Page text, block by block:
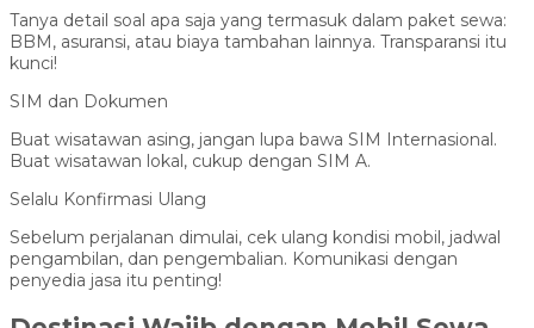
Tanya detail soal apa saja yang termasuk dalam paket sewa:
BBM, asuransi, atau biaya tambahan lainnya. Transparansi itu
kunci!
SIM dan Dokumen
Buat wisatawan asing, jangan lupa bawa SIM Internasional.
Buat wisatawan lokal, cukup dengan SIM A.
Selalu Konfirmasi Ulang
Sebelum perjalanan dimulai, cek ulang kondisi mobil, jadwal
pengambilan, dan pengembalian. Komunikasi dengan
penyedia jasa itu penting!